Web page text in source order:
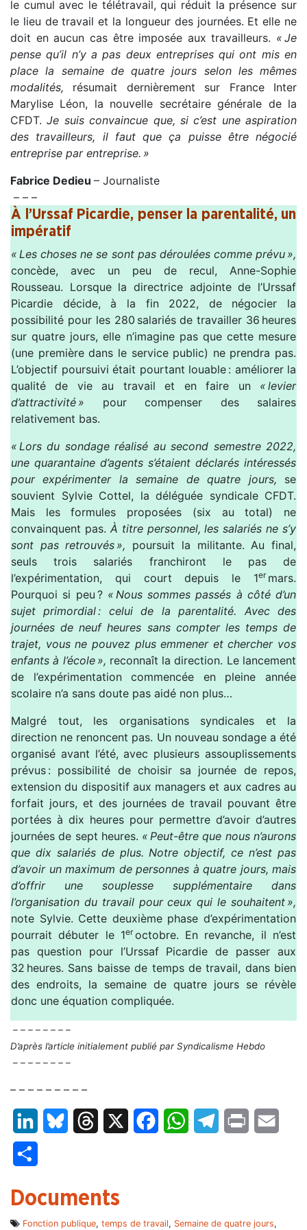
le cumul avec le télétravail, qui réduit la présence sur
le lieu de travail et la longueur des journées. Et elle ne
doit en aucun cas être imposée aux travailleurs. « Je
pense qu’il n’y a pas deux entreprises qui ont mis en
place la semaine de quatre jours selon les mêmes
modalités, résumait dernièrement sur France Inter
Marylise Léon, la nouvelle secrétaire générale de la
CFDT.Je suis convaincue que, si c’est une aspiration
des travailleurs, il faut que ça puisse être négocié
entreprise par entreprise. »
Fabrice Dedieu – Journaliste
– – –
À l’Urssaf Picardie, penser la parentalité, un
impératif
« Les choses ne se sont pas déroulées comme prévu »,
concède, avec un peu de recul, Anne-Sophie
Rousseau. Lorsque la directrice adjointe de l’Urssaf
Picardie décide, à la fin 2022, de négocier la
possibilité pour les 280 salariés de travailler 36 heures
sur quatre jours, elle n’imagine pas que cette mesure
(une première dans le service public) ne prendra pas.
L’objectif poursuivi était pourtant louable : améliorer la
qualité de vie au travail et en faire un « levier
d’attractivité » pour compenser des salaires
relativement bas.
« Lors du sondage réalisé au second semestre 2022,
une quarantaine d’agents s’étaient déclarés intéressés
pour expérimenter la semaine de quatre jours, se
souvient Sylvie Cottel, la déléguée syndicale CFDT.
Mais les formules proposées (six au total) ne
convainquent pas. À titre personnel, les salariés ne s’y
sont pas retrouvés », poursuit la militante. Au final,
seuls trois salariés franchiront le pas de
l’expérimentation, qui court depuis le 1ermars.
Pourquoi si peu ? « Nous sommes passés à côté d’un
sujet primordial: celui de la parentalité. Avec des
journées de neuf heures sans compter les temps de
trajet, vous ne pouvez plus emmener et chercher vos
enfants à l’école », reconnaît la direction. Le lancement
de l’expérimentation commencée en pleine année
scolaire n’a sans doute pas aidé non plus…
Malgré tout, les organisations syndicales et la
direction ne renoncent pas. Un nouveau sondage a été
organisé avant l’été, avec plusieurs assouplissements
prévus : possibilité de choisir sa journée de repos,
extension du dispositif aux managers et aux cadres au
forfait jours, et des journées de travail pouvant être
portées à dix heures pour permettre d’avoir d’autres
journées de sept heures. « Peut-être que nous n’aurons
que dix salariés de plus. Notre objectif, ce n’est pas
d’avoir un maximum de personnes à quatre jours, mais
d’offrir une souplesse supplémentaire dans
l’organisation du travail pour ceux qui le souhaitent »,
note Sylvie. Cette deuxième phase d’expérimentation
pourrait débuter le 1eroctobre. En revanche, il n’est
pas question pour l’Urssaf Picardie de passer aux
32 heures. Sans baisse de temps de travail, dans bien
des endroits, la semaine de quatre jours se révèle
donc une équation compliquée.
– – – – – – – –
D’après l’article initialement publié par Syndicalisme Hebdo
– – – – – – – –
– – – – – – – – –
LinkedInBluesky Threads FacebookWhatsAppTelegram
Print
Documents
Fonction publique, temps de travail, Semaine de quatre jours,